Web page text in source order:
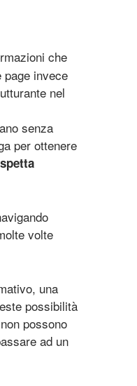
che
page invece
nel
senza
per ottenere
volte
una
possibilità
possono
ad un